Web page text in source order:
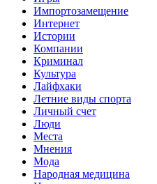
Импортозамещение
Интернет
Истории
Компании
Криминал
Культура
Лайфхаки
Летние виды спорта
Личный счет
Люди
Места
Мнения
Мода
Народная медицина